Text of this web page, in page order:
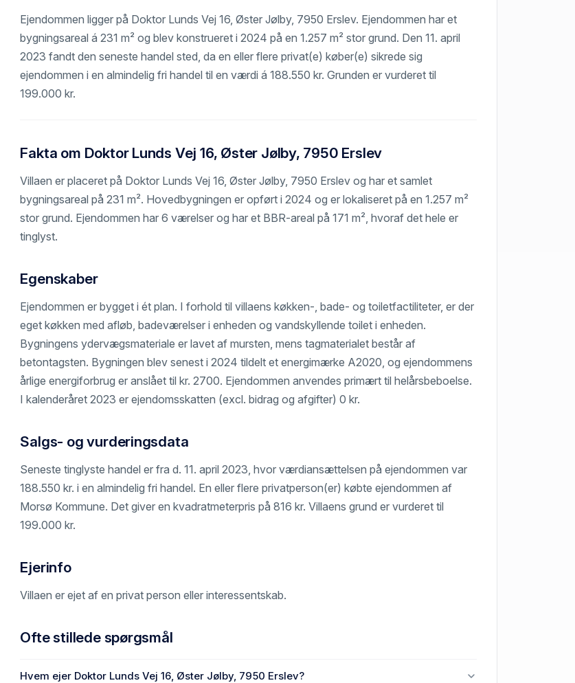
Ejendommen ligger på Doktor Lunds Vej 16, Øster Jølby, 7950 Erslev. Ejendommen har et
bygningsareal á 231 m² og blev konstrueret i 2024 på en 1.257 m² stor grund. Den 11. april
2023 fandt den seneste handel sted, da en eller flere privat(e) køber(e) sikrede sig
ejendommen i en almindelig fri handel til en værdi á 188.550 kr. Grunden er vurderet til
199.000 kr.
Fakta om Doktor Lunds Vej 16, Øster Jølby, 7950 Erslev
Villaen er placeret på Doktor Lunds Vej 16, Øster Jølby, 7950 Erslev og har et samlet
bygningsareal på 231 m². Hovedbygningen er opført i 2024 og er lokaliseret på en 1.257 m²
stor grund. Ejendommen har 6 værelser og har et BBR-areal på 171 m², hvoraf det hele er
tinglyst.
Egenskaber
Ejendommen er bygget i ét plan. I forhold til villaens køkken-, bade- og toiletfactiliteter, er der
eget køkken med afløb, badeværelser i enheden og vandskyllende toilet i enheden.
Bygningens ydervægsmateriale er lavet af mursten, mens tagmaterialet består af
betontagsten. Bygningen blev senest i 2024 tildelt et energimærke A2020, og ejendommens
årlige energiforbrug er anslået til kr. 2700. Ejendommen anvendes primært til helårsbeboelse.
I kalenderåret 2023 er ejendomsskatten (excl. bidrag og afgifter) 0 kr.
Salgs- og vurderingsdata
Seneste tinglyste handel er fra d. 11. april 2023, hvor værdiansættelsen på ejendommen var
188.550 kr. i en almindelig fri handel. En eller flere privatperson(er) købte ejendommen af
Morsø Kommune. Det giver en kvadratmeterpris på 816 kr. Villaens grund er vurderet til
199.000 kr.
Ejerinfo
Villaen er ejet af en privat person eller interessentskab.
Ofte stillede spørgsmål
Hvem ejer Doktor Lunds Vej 16, Øster Jølby, 7950 Erslev?